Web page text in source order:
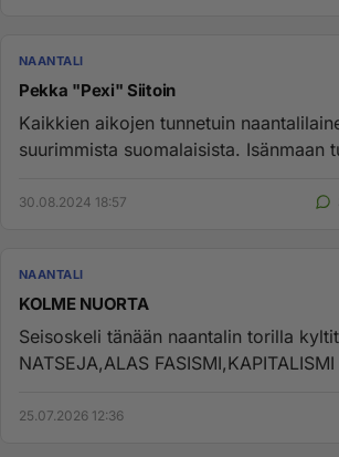
NAANTALI
Pekka "Pexi" Siitoin
Kaikkien aikojen tunnetuin naantalilainen.
suurimmista suomalaisista. Isänmaan turva ja tukipilari
30.08.2024 18:57
NAANTALI
KOLME NUORTA
Seisoskeli tänään naantalin torilla
NATSEJA,ALAS
25.07.2026 12:36